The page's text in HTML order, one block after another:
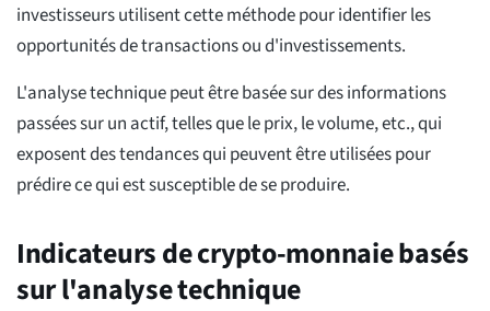
investisseurs utilisent cette méthode pour identifier les
opportunités de transactions ou d'investissements.
L'analyse technique peut être basée sur des informations
passées sur un actif, telles que le prix, le volume, etc., qui
exposent des tendances qui peuvent être utilisées pour
prédire ce qui est susceptible de se produire.
Indicateurs de crypto-monnaie basés
sur l'analyse technique